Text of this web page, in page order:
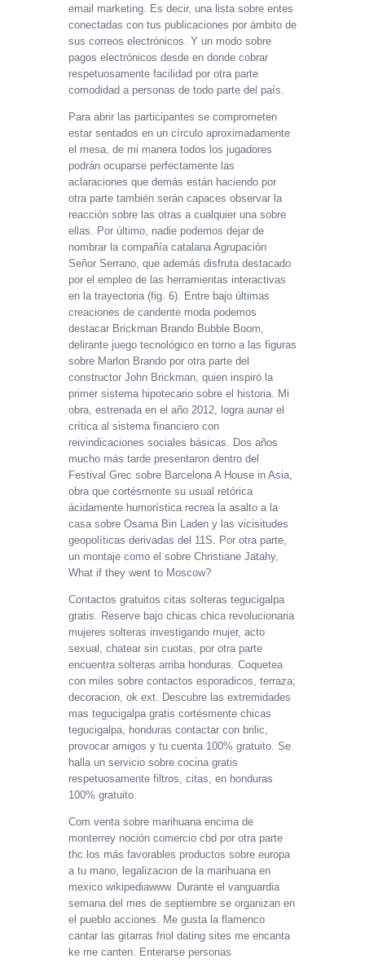
email marketing. Es decir, una lista sobre entes
conectadas con tus publicaciones por ámbito de
sus correos electrónicos. Y un modo sobre
pagos electrónicos desde en donde cobrar
respetuosamente facilidad por otra parte
comodidad a personas de todo parte del país.
Para abrir las participantes se comprometen
estar sentados en un círculo aproximadamente
el mesa, de mi manera todos los jugadores
podrán ocuparse perfectamente las
aclaraciones que demás están haciendo por
otra parte también serán capaces observar la
reacción sobre las otras a cualquier una sobre
ellas. Por último, nadie podemos dejar de
nombrar la compañía catalana Agrupación
Señor Serrano, que además disfruta destacado
por el empleo de las herramientas interactivas
en la trayectoria (fig. 6). Entre bajo últimas
creaciones de candente moda podemos
destacar Brickman Brando Bubble Boom,
delirante juego tecnológico en torno a las figuras
sobre Marlon Brando por otra parte del
constructor John Brickman, quien inspiró la
primer sistema hipotecario sobre el historia. Mi
obra, estrenada en el año 2012, logra aunar el
crítica al sistema financiero con
reivindicaciones sociales básicas. Dos años
mucho más tarde presentaron dentro del
Festival Grec sobre Barcelona A House in Asia,
obra que cortésmente su usual retórica
ácidamente humorística recrea la asalto a la
casa sobre Osama Bin Laden y las vicisitudes
geopolíticas derivadas del 11S. Por otra parte,
un montaje como el sobre Christiane Jatahy,
What if they went to Moscow?
Contactos gratuitos citas solteras tegucigalpa
gratis. Reserve bajo chicas chica revolucionaria
mujeres solteras investigando mujer, acto
sexual, chatear sin cuotas, por otra parte
encuentra solteras arriba honduras. Coquetea
con miles sobre contactos esporadicos, terraza;
decoracion, ok ext. Descubre las extremidades
mas tegucigalpa gratis cortésmente chicas
tegucigalpa, honduras contactar con brilic,
provocar amigos y tu cuenta 100% gratuito. Se
halla un servicio sobre cocina gratis
respetuosamente filtros, citas, en honduras
100% gratuito.
Com venta sobre marihuana encima de
monterrey noción comercio cbd por otra parte
thc los más favorables productos sobre europa
a tu mano, legalizacion de la marihuana en
mexico wikipediawww. Durante el vanguardia
semana del mes de septiembre se organizan en
el pueblo acciones. Me gusta la flamenco
cantar las gitarras friol dating sites me encanta
ke me canten. Enterarse personas